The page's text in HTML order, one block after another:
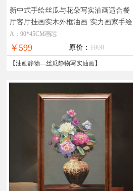
新中式手绘丝瓜与花朵写实油画适合餐
厅客厅挂画实木外框油画 实力画家手绘
作品新中式油画
A：90*45CM画芯
￥599 原价： 1000
【油画静物---丝瓜静物写实油画】